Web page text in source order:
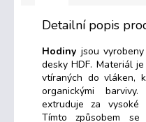
Detailní popis
Hodiny jsou
desky HDF. Materiál
vtíraných do vláken,
organickými
extruduje za
Tímto způsobem